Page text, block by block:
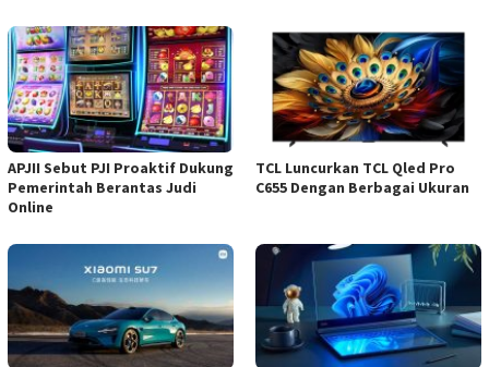
APJII Sebut PJI Proaktif Dukung
Pemerintah Berantas Judi
Online
TCL Luncurkan TCL Qled Pro
C655 Dengan Berbagai Ukuran